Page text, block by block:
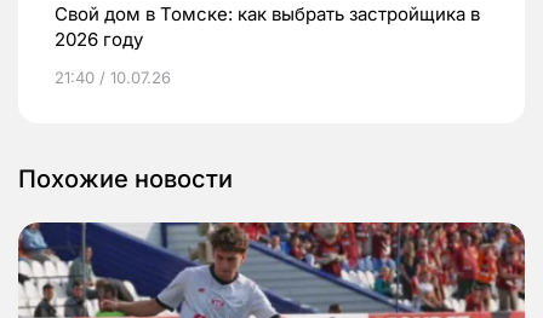
Свой дом в Томске: как выбрать застройщика в
2026 году
21:40 / 10.07.26
Похожие новости